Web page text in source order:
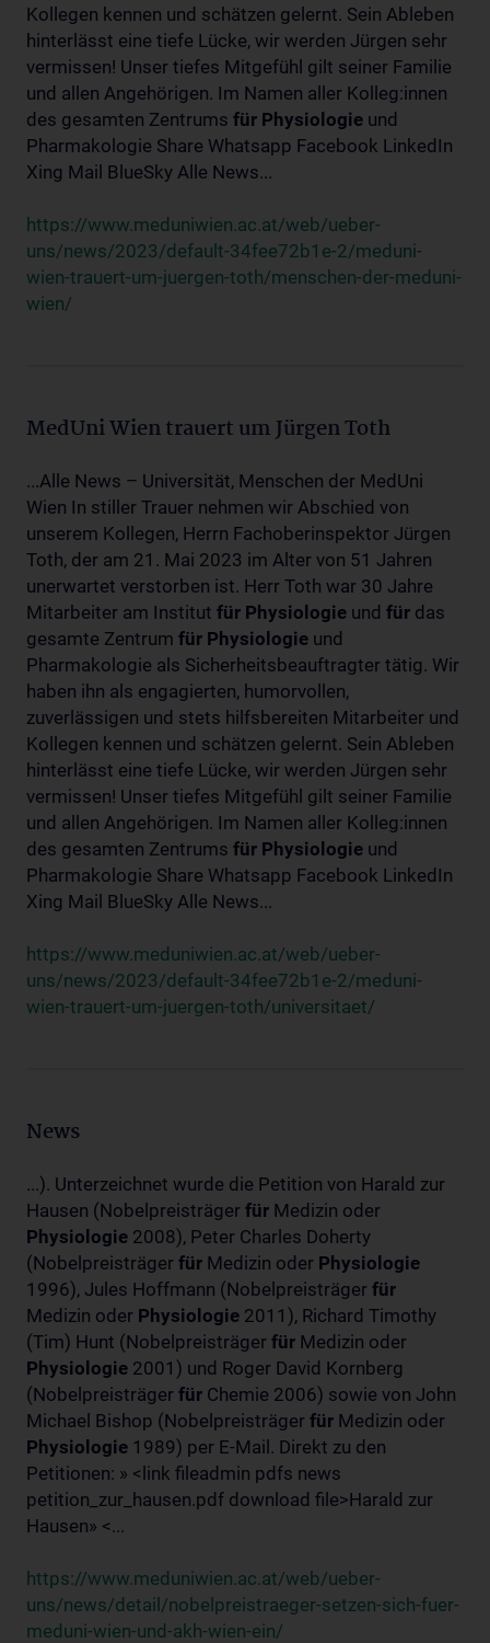
Kollegen kennen und schätzen gelernt. Sein Ableben
hinterlässt eine tiefe Lücke, wir werden Jürgen sehr
vermissen! Unser tiefes Mitgefühl gilt seiner Familie
und allen Angehörigen. Im Namen aller Kolleg:innen
des gesamten Zentrums für Physiologie und
Pharmakologie Share Whatsapp Facebook LinkedIn
Xing Mail BlueSky Alle News...
https://www.meduniwien.ac.at/web/ueber-
uns/news/2023/default-34fee72b1e-2/meduni-
wien-trauert-um-juergen-toth/menschen-der-meduni-
wien/
MedUni Wien trauert um Jürgen Toth
...Alle News – Universität, Menschen der MedUni
Wien In stiller Trauer nehmen wir Abschied von
unserem Kollegen, Herrn Fachoberinspektor Jürgen
Toth, der am 21. Mai 2023 im Alter von 51 Jahren
unerwartet verstorben ist. Herr Toth war 30 Jahre
Mitarbeiter am Institut für Physiologie und für das
gesamte Zentrum für Physiologie und
Pharmakologie als Sicherheitsbeauftragter tätig. Wir
haben ihn als engagierten, humorvollen,
zuverlässigen und stets hilfsbereiten Mitarbeiter und
Kollegen kennen und schätzen gelernt. Sein Ableben
hinterlässt eine tiefe Lücke, wir werden Jürgen sehr
vermissen! Unser tiefes Mitgefühl gilt seiner Familie
und allen Angehörigen. Im Namen aller Kolleg:innen
des gesamten Zentrums für Physiologie und
Pharmakologie Share Whatsapp Facebook LinkedIn
Xing Mail BlueSky Alle News...
https://www.meduniwien.ac.at/web/ueber-
uns/news/2023/default-34fee72b1e-2/meduni-
wien-trauert-um-juergen-toth/universitaet/
News
...). Unterzeichnet wurde die Petition von Harald zur
Hausen (Nobelpreisträger für Medizin oder
Physiologie 2008), Peter Charles Doherty
(Nobelpreisträger für Medizin oder Physiologie
1996), Jules Hoffmann (Nobelpreisträger für
Medizin oder Physiologie 2011), Richard Timothy
(Tim) Hunt (Nobelpreisträger für Medizin oder
Physiologie 2001) und Roger David Kornberg
(Nobelpreisträger für Chemie 2006) sowie von John
Michael Bishop (Nobelpreisträger für Medizin oder
Physiologie 1989) per E-Mail. Direkt zu den
Petitionen: » <link fileadmin pdfs news
petition_zur_hausen.pdf download file>Harald zur
Hausen» <...
https://www.meduniwien.ac.at/web/ueber-
uns/news/detail/nobelpreistraeger-setzen-sich-fuer-
meduni-wien-und-akh-wien-ein/